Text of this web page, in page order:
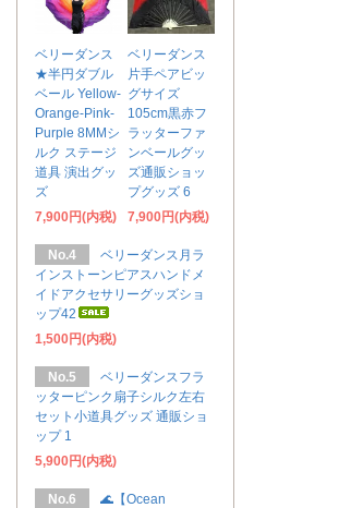
ベリーダンス
★半円ダブル
ベール Yellow-
Orange-Pink-
Purple 8MMシ
ルク ステージ
道具 演出グッ
ズ
7,900円(内税)
ベリーダンス
片手ペアビッ
グサイズ
105cm黒赤フ
ラッターファ
ンベールグッ
ズ通販ショッ
プグッズ 6
7,900円(内税)
No.4
ベリーダンス月ラ
インストーンピアスハンドメ
イドアクセサリーグッズショ
ップ42
1,500円(内税)
No.5
ベリーダンスフラ
ッターピンク扇子シルク左右
セット小道具グッズ 通販ショ
ップ 1
5,900円(内税)
No.6
🌊【Ocean